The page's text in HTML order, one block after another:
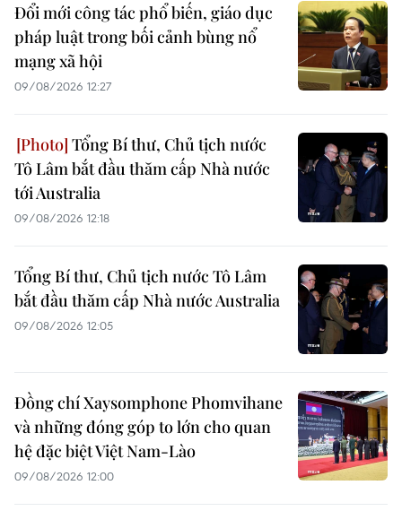
Đổi mới công tác phổ biến, giáo dục
pháp luật trong bối cảnh bùng nổ
mạng xã hội
09/08/2026 12:27
Tổng Bí thư, Chủ tịch nước
Tô Lâm bắt đầu thăm cấp Nhà nước
tới Australia
09/08/2026 12:18
Tổng Bí thư, Chủ tịch nước Tô Lâm
bắt đầu thăm cấp Nhà nước Australia
09/08/2026 12:05
Đồng chí Xaysomphone Phomvihane
và những đóng góp to lớn cho quan
hệ đặc biệt Việt Nam-Lào
09/08/2026 12:00